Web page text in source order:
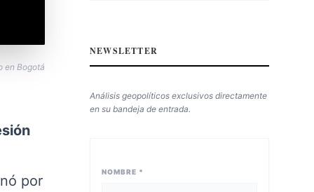
en Bogotá
por
NEWSLETTER
Análisis geopolíticos exclusivos directamente
en su bandeja de entrada.
NOMBRE *